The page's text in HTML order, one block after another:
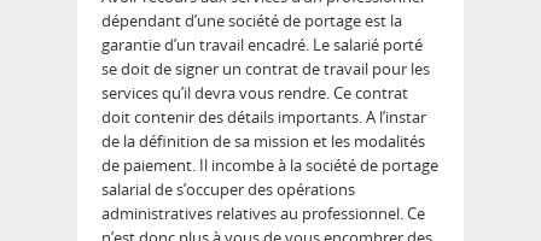
dépendant d’une société de portage est la
garantie d’un travail encadré. Le salarié porté
se doit de signer un contrat de travail pour les
services qu’il devra vous rendre. Ce contrat
doit contenir des détails importants. A l’instar
de la définition de sa mission et les modalités
de paiement. Il incombe à la société de portage
salarial de s’occuper des opérations
administratives relatives au professionnel. Ce